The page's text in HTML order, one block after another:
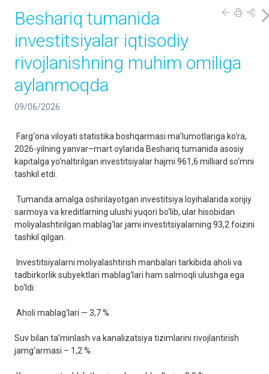
Beshariq tumanida
investitsiyalar iqtisodiy
rivojlanishning muhim omiliga
aylanmoqda
09/06/2026
Farg‘ona viloyati statistika boshqarmasi ma’lumotlariga ko‘ra,
2026-yilning yanvar–mart oylarida Beshariq tumanida asosiy
kapitalga yo‘naltirilgan investitsiyalar hajmi 961,6 milliard so‘mni
tashkil etdi.
Tumanda amalga oshirilayotgan investitsiya loyihalarida xorijiy
sarmoya va kreditlarning ulushi yuqori bo‘lib, ular hisobidan
moliyalashtirilgan mablag‘lar jami investitsiyalarning 93,2 foizini
tashkil qilgan.
Investitsiyalarni moliyalashtirish manbalari tarkibida aholi va
tadbirkorlik subyektlari mablag‘lari ham salmoqli ulushga ega
bo‘ldi:
Aholi mablag‘lari — 3,7 %
Suv bilan ta’minlash va kanalizatsiya tizimlarini rivojlantirish
jamg‘armasi – 1,2 %